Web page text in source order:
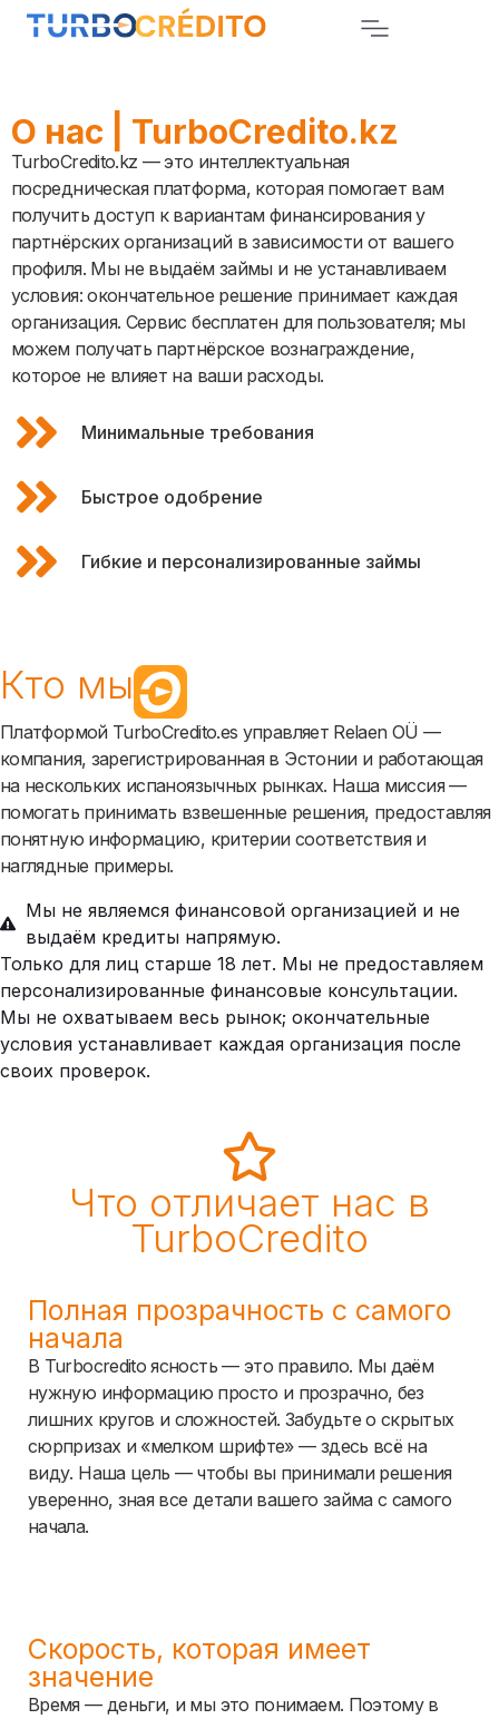
О нас | TurboCredito.kz
TurboCredito.kz — это интеллектуальная
посредническая платформа, которая помогает вам
получить доступ к вариантам финансирования у
партнёрских организаций в зависимости от вашего
профиля. Мы не выдаём займы и не устанавливаем
условия: окончательное решение принимает каждая
организация. Сервис бесплатен для пользователя; мы
можем получать партнёрское вознаграждение,
которое не влияет на ваши расходы.
Минимальные требования
Быстрое одобрение
Гибкие и персонализированные займы
Кто мы
Платформой TurboCredito.es управляет Relaen OÜ —
компания, зарегистрированная в Эстонии и работающая
на нескольких испаноязычных рынках. Наша миссия —
помогать принимать взвешенные решения, предоставляя
понятную информацию, критерии соответствия и
наглядные примеры.
Мы не являемся финансовой организацией и не
выдаём кредиты напрямую.
Только для лиц старше 18 лет. Мы не предоставляем
персонализированные финансовые консультации.
Мы не охватываем весь рынок; окончательные
условия устанавливает каждая организация после
своих проверок.
Что отличает нас в
TurboCredito
Полная прозрачность с самого
начала
В Turbocredito ясность — это правило. Мы даём
нужную информацию просто и прозрачно, без
лишних кругов и сложностей. Забудьте о скрытых
сюрпризах и «мелком шрифте» — здесь всё на
виду. Наша цель — чтобы вы принимали решения
уверенно, зная все детали вашего займа с самого
начала.
Скорость, которая имеет
значение
Время — деньги, и мы это понимаем. Поэтому в